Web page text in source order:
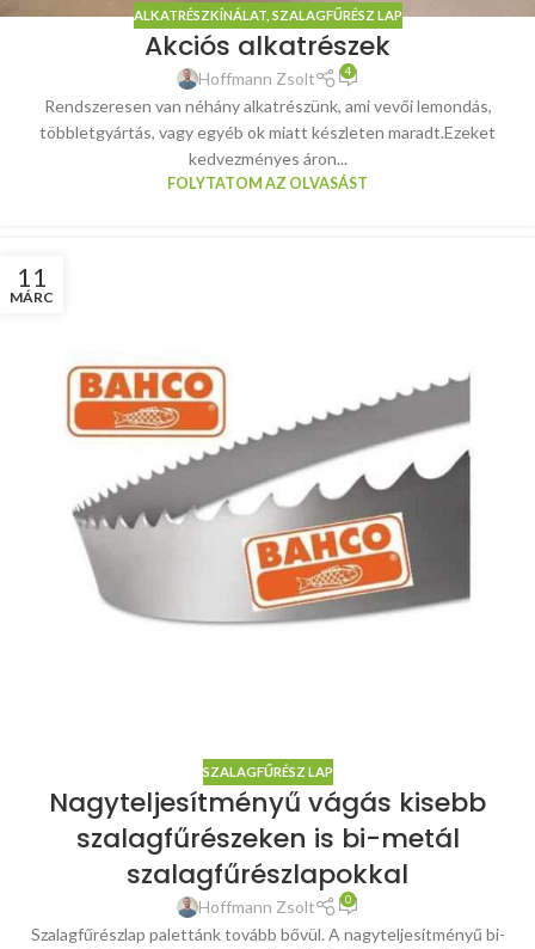
ALKATRÉSZKÍNÁLAT, SZALAGFŰRÉSZ LAP
Akciós alkatrészek
Hoffmann Zsolt 4
Rendszeresen van néhány alkatrészünk, ami vevői lemondás,
többletgyártás, vagy egyéb ok miatt készleten maradt.Ezeket
kedvezményes áron...
FOLYTATOM AZ OLVASÁST
11
MÁRC
SZALAGFŰRÉSZ LAP
Nagyteljesítményű vágás kisebb
szalagfűrészeken is bi-metál
szalagfűrészlapokkal
Hoffmann Zsolt 0
Szalagfűrészlap palettánk tovább bővül. A nagyteljesítményű bi-